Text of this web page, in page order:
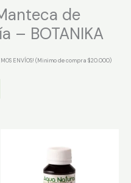
de
– BOTANIKA
ENVÍOS! (Minimo de compra $20.000)